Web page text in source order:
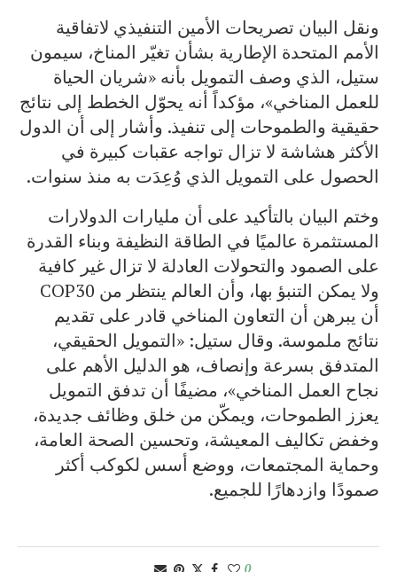
ونقل البيان تصريحات الأمين التنفيذي لاتفاقية
الأمم المتحدة الإطارية بشأن تغيّر المناخ، سيمون
ستيل، الذي وصف التمويل بأنه «شريان الحياة
للعمل المناخي»، مؤكداً أنه يحوّل الخطط إلى نتائج
حقيقية والطموحات إلى تنفيذ. وأشار إلى أن الدول
الأكثر هشاشة لا تزال تواجه عقبات كبيرة في
الحصول على التمويل الذي وُعِدَت به منذ سنوات.
وختم البيان بالتأكيد على أن مليارات الدولارات
المستثمرة عالميًا في الطاقة النظيفة وبناء القدرة
على الصمود والتحولات العادلة لا تزال غير كافية
ولا يمكن التنبؤ بها، وأن العالم ينتظر من COP30
أن يبرهن أن التعاون المناخي قادر على تقديم
نتائج ملموسة. وقال ستيل: «التمويل الحقيقي،
المتدفق بسرعة وإنصاف، هو الدليل الأهم على
نجاح العمل المناخي»، مضيفًا أن تدفق التمويل
يعزز الطموحات، ويمكّن من خلق وظائف جديدة،
وخفض تكاليف المعيشة، وتحسين الصحة العامة،
وحماية المجتمعات، ووضع أسس لكوكب أكثر
صمودًا وازدهارًا للجميع.
0